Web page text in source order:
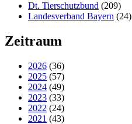
Dt. Tierschutzbund (209)
Landesverband Bayern (24)
Zeitraum
2026 (36)
2025 (57)
2024 (49)
2023 (33)
2022 (24)
2021 (43)